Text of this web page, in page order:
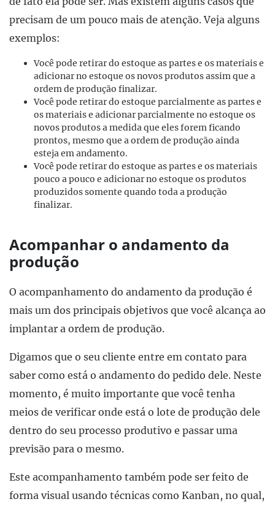
precisam de um pouco mais de atenção. Veja alguns
exemplos:
Você pode retirar do estoque as partes e os materiais e
adicionar no estoque os novos produtos assim que a
ordem de produção finalizar.
Você pode retirar do estoque parcialmente as partes e
os materiais e adicionar parcialmente no estoque os
novos produtos a medida que eles forem ficando
prontos, mesmo que a ordem de produção ainda
esteja em andamento.
Você pode retirar do estoque as partes e os materiais
pouco a pouco e adicionar no estoque os produtos
produzidos somente quando toda a produção
finalizar.
Acompanhar o andamento da
produção
O acompanhamento do andamento da produção é
mais um dos principais objetivos que você alcança ao
implantar a ordem de produção.
Digamos que o seu cliente entre em contato para
saber como está o andamento do pedido dele. Neste
momento, é muito importante que você tenha
meios de verificar onde está o lote de produção dele
dentro do seu processo produtivo e passar uma
previsão para o mesmo.
Este acompanhamento também pode ser feito de
forma visual usando técnicas como Kanban, no qual,